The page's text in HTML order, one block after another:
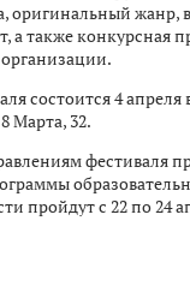
оригинальный жанр,
а также конкурсная
состоится 4 апреля
Марта, 32.
фестиваля
пройдут с 22 по 24